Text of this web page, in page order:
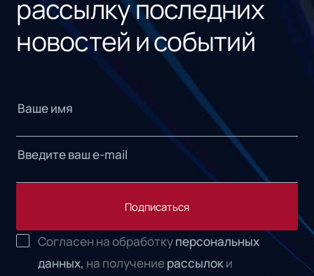
рассылку последних
новостей и событий
Подписаться
Согласен на обработкуперсональных
данных, на получениерассылоки